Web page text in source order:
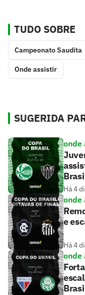
TUDO SOBRE
Campeonato Saudita
Onde assistir
SUGERIDA
onde
Há 4
onde
e
Há 4
onde